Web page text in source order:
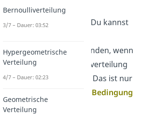
grundsätzlich nur bei
normalverteilten Größen. Du kannst
Binomialverteilung
anwenden, wenn
die Verteilung zur Normalverteilung
angenähert werden kann. Das ist nur
Laplace Bedingung
stimmt:
Bernoulliverteilung
3/7 – Dauer: 03:52
Hypergeometrische
Verteilung
4/7 – Dauer: 02:23
Geometrische
Verteilung